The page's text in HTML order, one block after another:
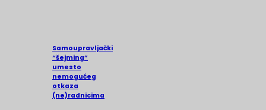
Samoupravljački
“šejming”
umesto
nemogućeg
otkaza
(ne)radnicima